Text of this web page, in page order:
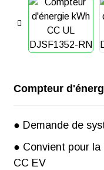
Compteur
● Demande de
● Convient pour
CC EV